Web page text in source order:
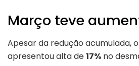
Março teve
Apesar da redução acumulada,
apresentou alta de17% no